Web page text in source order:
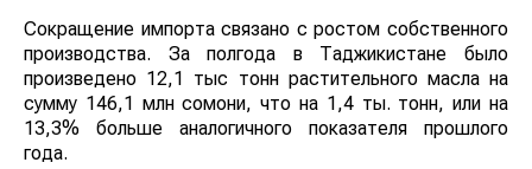
Сокращение импорта связано с ростом собственного
производства. За полгода в Таджикистане было
произведено 12,1 тыс тонн растительного масла на
сумму 146,1 млн сомони, что на 1,4 ты. тонн, или на
13,3% больше аналогичного показателя прошлого
года.